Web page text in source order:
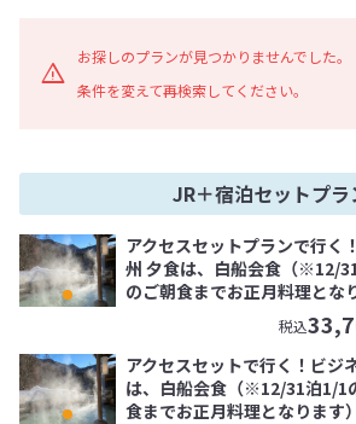
お探しのプランが見つかりませんでした。
条件を変えて再検索してください。
JR＋宿泊セットプラ
アクセスセットプランで行
州 夕食は、白船会食（※12/
のご朝食までお正月料理とな
税込
アクセスセットで行く！ビ
は、白船会食（※12/31泊1/1
食までお正月料理となります